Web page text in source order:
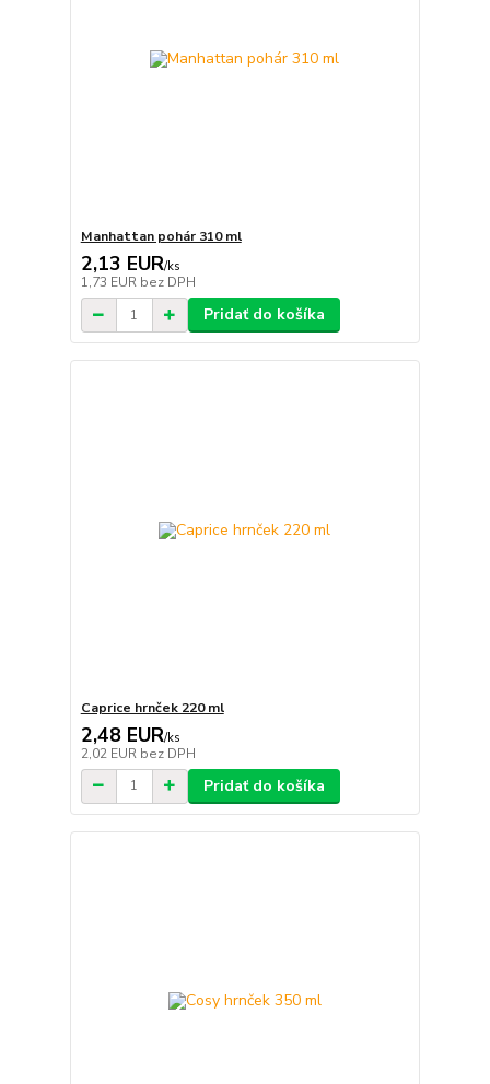
Manhattan pohár 310 ml
2,13 EUR/ks
1,73 EUR bez DPH
Pridať do košíka
Caprice hrnček 220 ml
2,48 EUR/ks
2,02 EUR bez DPH
Pridať do košíka